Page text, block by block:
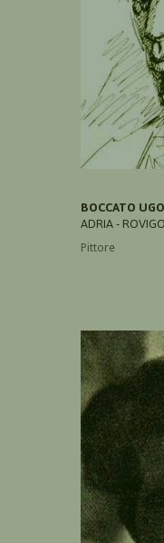
BOCCATO UGO
ADRIA -
Pittore